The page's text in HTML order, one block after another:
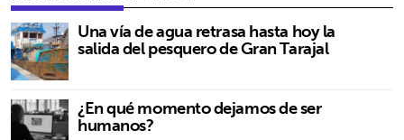
Una vía de agua retrasa hasta hoy la
salida del pesquero de Gran Tarajal
¿En qué momento dejamos de ser
humanos?